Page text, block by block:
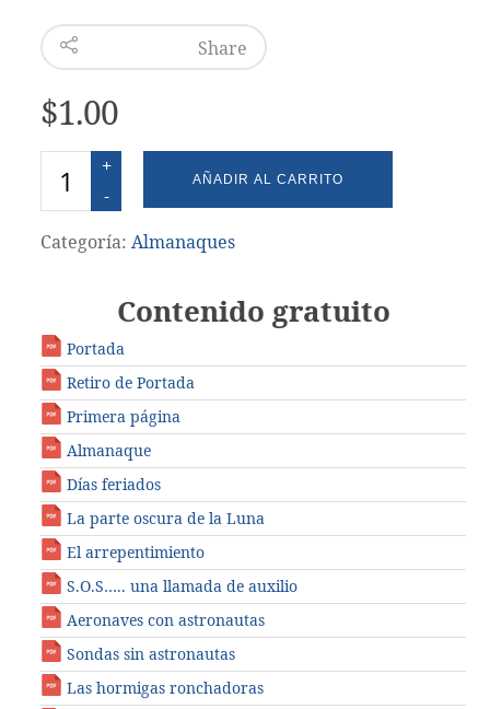
Share
$1.00
Cantidad AÑADIR AL CARRITO
Categoría:Almanaques
Contenido gratuito
Portada
Retiro de Portada
Primera página
Almanaque
Días feriados
La parte oscura de la Luna
El arrepentimiento
S.O.S….. una llamada de auxilio
Aeronaves con astronautas
Sondas sin astronautas
Las hormigas ronchadoras